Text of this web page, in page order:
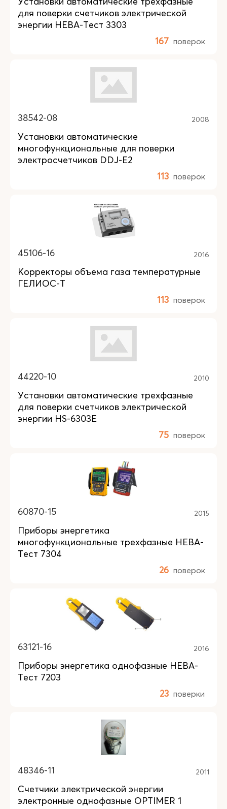
для поверки счетчиков электрической
энергии НЕВА-Тест 3303
167 поверок
38542-08 2008
Установки автоматические
многофункциональные для поверки
электросчетчиков DDJ-E2
113 поверок
45106-16 2016
Корректоры объема газа температурные
ГЕЛИОС-Т
113 поверок
44220-10 2010
Установки автоматические трехфазные
для поверки счетчиков электрической
энергии HS-6303Е
75 поверок
60870-15 2015
Приборы энергетика
многофункциональные трехфазные НЕВА-
Тест 7304
26 поверок
63121-16 2016
Приборы энергетика однофазные НЕВА-
Тест 7203
23 поверки
48346-11 2011
Счетчики электрической энергии
электронные однофазные OPTIMER 1